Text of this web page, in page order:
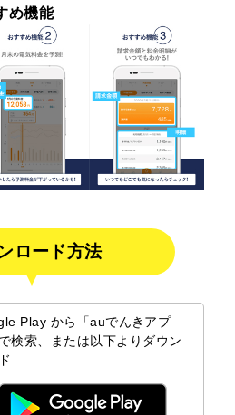
め機能
ロード方法
Play から「auでんきアプ
検索、または以下よりダウン